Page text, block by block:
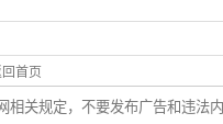
首页